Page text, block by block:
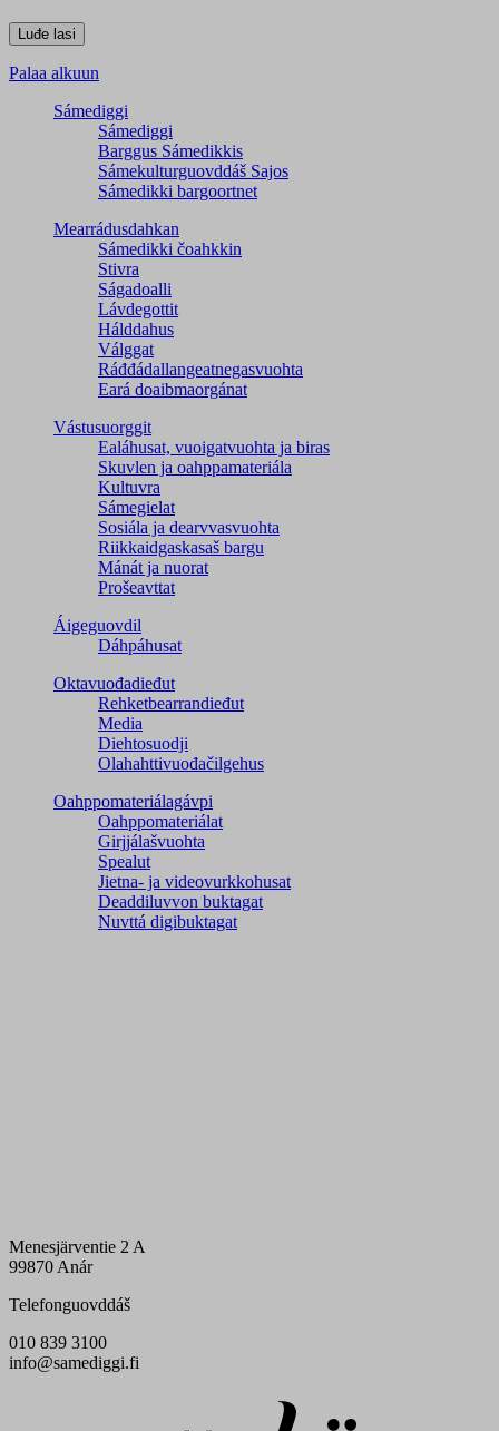
Palaa alkuun
Sámediggi
Sámediggi
Barggus Sámedikkis
Sámekulturguovddáš Sajos
Sámedikki bargoortnet
Mearrádusdahkan
Sámedikki čoahkkin
Stivra
Ságadoalli
Lávdegottit
Hálddahus
Válggat
Ráđđádallangeatnegas­vuohta
Eará doaibmaorgánat
Vástusuorggit
Ealáhusat, vuoigatvuohta ja biras
Skuvlen ja oahppamateriála
Kultuvra
Sámegielat
Sosiála ja dearvvasvuohta
Riikkaidgaskasaš bargu
Mánát ja nuorat
Prošeavttat
Áigeguovdil
Dáhpáhusat
Oktavuođadieđut
Rehketbearrandieđut
Media
Diehtosuodji
Olahahttivuođačilgehus
Oahppomateriálagávpi
Oahppomateriálat
Girjjálašvuohta
Spealut
Jietna- ja videovurkkohusat
Deaddiluvvon buktagat
Nuvttá digibuktagat
Menesjärventie 2 A
99870 Anár
Telefonguovddáš
010 839 3100
info@samediggi.fi